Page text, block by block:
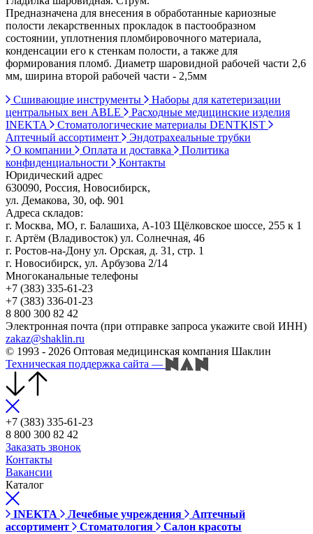
Предназначена для внесения в обработанные кариозные
полости лекарственных прокладок в пастообразном
состоянии, уплотнения пломбировочного материала,
конденсации его к стенкам полости, а также для
формирования пломб. Диаметр шаровидной рабочей части 2,6
мм, ширина второй рабочей части - 2,5мм
Сшивающие инструменты
Наборы для катетеризации
центральных вен ABLE
Расходные медицинские изделия
INEKTA
Стоматологические материалы DENTKIST
Аптечный ассортимент
Эндотрахеальные трубки
О компании
Оплата и доставка
Политика
конфиденциальности
Контакты
Юридический адрес
630090, Россия, Новосибирск,
ул. Демакова, 30, оф. 901
Адреса складов:
г. Москва, МО, г. Балашиха, А-103 Щёлковское шоссе, 255 к 1
г. Артём (Владивосток) ул. Солнечная, 46
г. Ростов-на-Дону ул. Орская, д. 31, стр. 1
г. Новосибирск, ул. Арбузова 2/14
Многоканальные телефоны
+7 (383) 335-61-23
+7 (383) 336-01-23
8 800 300 82 42
Электронная почта (при отправке запроса укажите свой ИНН)
zakaz@shaklin.ru
© 1993 - 2026 Оптовая медицинская компания Шаклин
Техническая поддержка сайта —
+7 (383) 335-61-23
8 800 300 82 42
Заказать звонок
Контакты
Вакансии
Каталог
INEKTA Лечебные учреждения
Аптечный
ассортимент
Стоматология Салон красоты